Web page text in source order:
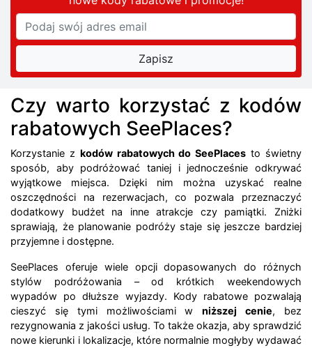
Czy warto korzystać z kodów
rabatowych SeePlaces?
Korzystanie z kodów rabatowych do SeePlaces to świetny
sposób, aby podróżować taniej i jednocześnie odkrywać
wyjątkowe miejsca. Dzięki nim można uzyskać realne
oszczędności na rezerwacjach, co pozwala przeznaczyć
dodatkowy budżet na inne atrakcje czy pamiątki. Zniżki
sprawiają, że planowanie podróży staje się jeszcze bardziej
przyjemne i dostępne.
SeePlaces oferuje wiele opcji dopasowanych do różnych
stylów podróżowania – od krótkich weekendowych
wypadów po dłuższe wyjazdy. Kody rabatowe pozwalają
cieszyć się tymi możliwościami wniższej cenie, bez
rezygnowania z jakości usług. To także okazja, aby sprawdzić
nowe kierunki i lokalizacje, które normalnie mogłyby wydawać